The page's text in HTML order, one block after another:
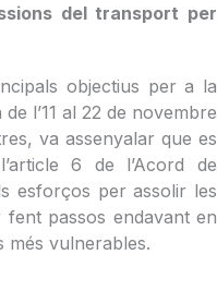
del transport per
objectius per a la
l’11 al 22 de novembre
va assenyalar que es
6 de l’Acord de
esforços per assolir les
passos endavant en
més vulnerables.